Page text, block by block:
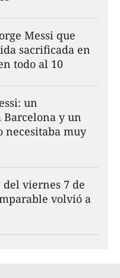
Messi que
sacrificada en
todo al 10
un
Barcelona y un
necesitaba muy
viernes 7 de
volvió a